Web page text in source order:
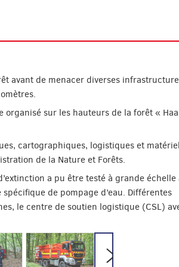
avant de menacer diverses
organisé sur les hauteurs de la forêt «
cartographiques, logistiques et
de la Nature et Forêts.
a pu être testé à grande échelle
de pompage d’eau. Différentes
le centre de soutien logistique (CSL)